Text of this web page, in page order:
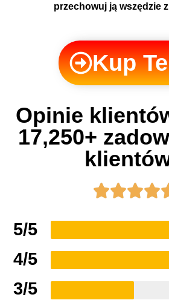
przechowuj ją wszędzie
Kup
Opinie
17,250+
5/5
4/5
3/5